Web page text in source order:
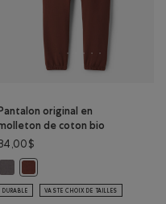
en coton bio: BRUN
Pantalon original en
de coton bio
Pantalon original en molleton de
DURABLE VASTE CHOIX DE TAILLES